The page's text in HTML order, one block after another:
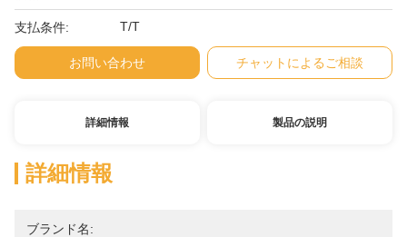
支払条件: T/T
お問い合わせ チャットによるご相談
詳細情報 製品の説明
詳細情報
ブランド名: